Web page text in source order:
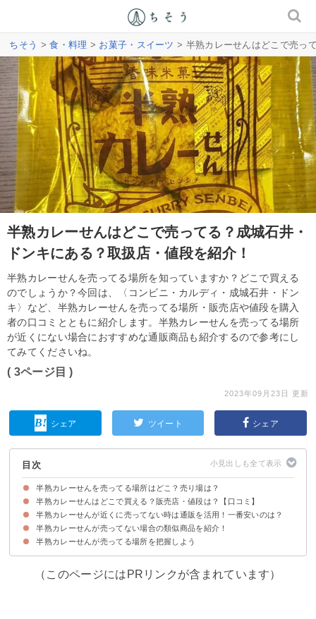
ちそう >食・料理 > お菓子・スイーツ > 半熟カレーせんはどこで売っ
半熟カレーせんはどこで売ってる？成城石井・
ドンキにある？取扱店・値段を紹介！
半熟カレーせんを売ってる場所を知っていますか？どこで買える
のでしょうか？今回は、〈コンビニ・カルディ・成城石井・ドン
キ〉など、半熟カレーせんを売ってる場所・販売店や値段を購入
者の口コミとともに紹介します。半熟カレーせんを売ってる場所
が近くにない場合におすすめな通販商品も紹介するので参考にし
てみてくださいね。
( 3ページ目 )
2023年09月23日 更新
シェア ツイート シェア
目次
半熟カレーせんを売ってる場所はどこ？売り場は？
半熟カレーせんの売ってる場所・取扱店の一覧
半熟カレーせんの売り場
半熟カレーせんはどこで買える？販売店・値段は？【口コミ】
①関東・東北のサービスエリア（300円）
②ライフ（価格不明）
③道の駅（324円）
④ドラッグストア（213円）
⑤セブン・ファミマ・ローソンなどのコンビニ（226円）
⑥カルディ（価格不明）
⑦ドンキ（200円くらい）
半熟カレーせんが近くに売ってない時は通販を活用！一番安いのは？
①楽天市場｜半熟カレーせん80g×12袋入り（2,990円）
②Amazon｜半熟カレーせん80g×12袋入り（2,727円）
③ヤフーショッピング｜半熟カレーせん80g×6袋入り（2,293円）
半熟カレーせんが売ってない場合の類似商品を紹介！
①元祖しっとりカレーせんべい（238円）
②舞妓はんひぃひぃしっとりカレーせんべい（486円）
半熟カレーせんが売ってる場所を把握しよう
（このページにはPRリンクが含まれています）